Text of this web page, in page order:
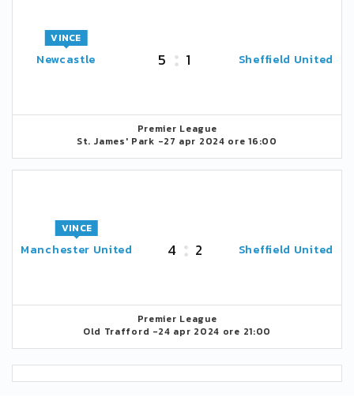
Newcastle
VINCE
5 1 Sheffield United
Premier League
St. James' Park -27 apr 2024 ore 16:00
Manchester United
VINCE
4 2 Sheffield United
Premier League
Old Trafford -24 apr 2024 ore 21:00